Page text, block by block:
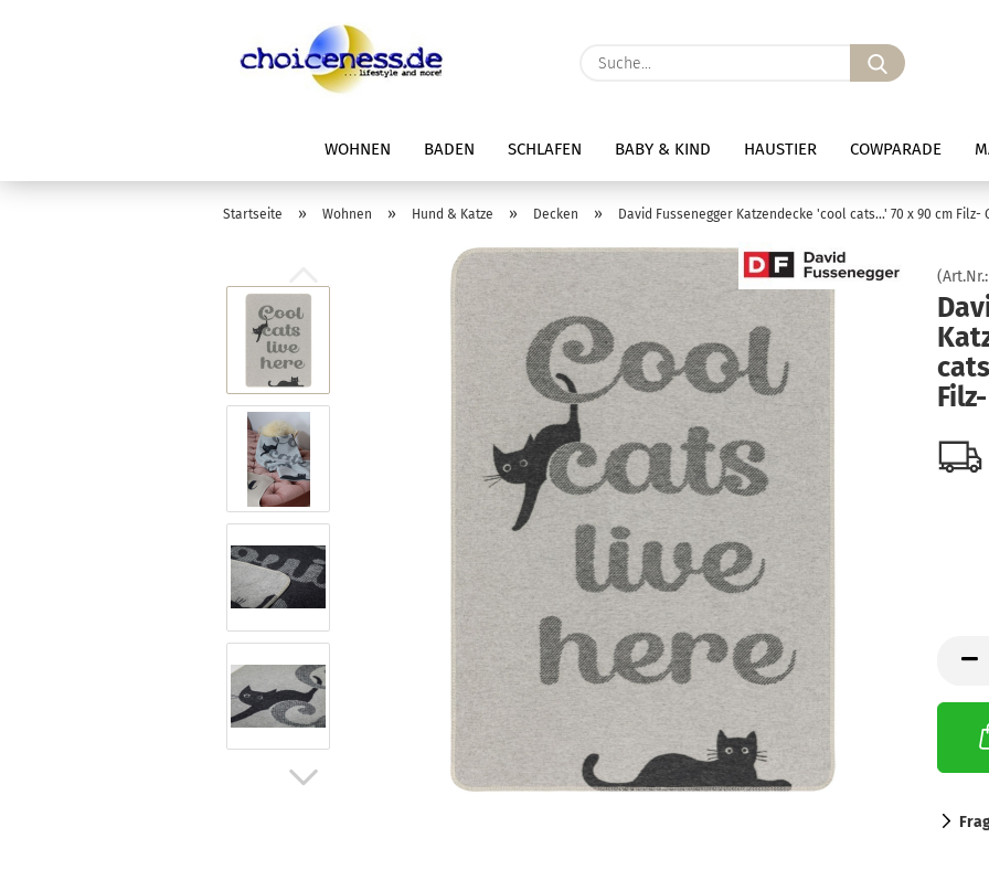
Suche...
WOHNEN BADEN SCHLAFEN BABY & KIND HAUSTIER COWPARADE
Startseite » Wohnen » Hund & Katze » Decken » David Fussenegger Katzendecke 'cool cats...' 70 x 90 cm Filz-
(Art.Nr.: